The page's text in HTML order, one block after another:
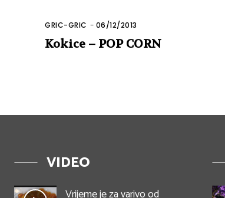
GRIC-GRIC - 06/12/2013
Kokice – POP CORN
VIDEO